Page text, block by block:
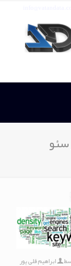
ابراهیم قلی پور